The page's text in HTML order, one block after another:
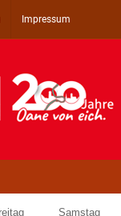
Impressum